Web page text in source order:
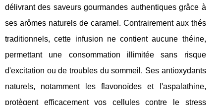
délivrant des saveurs gourmandes authentiques grâce à
ses arômes naturels de caramel. Contrairement aux thés
traditionnels, cette infusion ne contient aucune théine,
permettant une consommation illimitée sans risque
d'excitation ou de troubles du sommeil. Ses antioxydants
naturels, notamment les flavonoïdes et l'aspalathine,
protègent efficacement vos cellules contre le stress